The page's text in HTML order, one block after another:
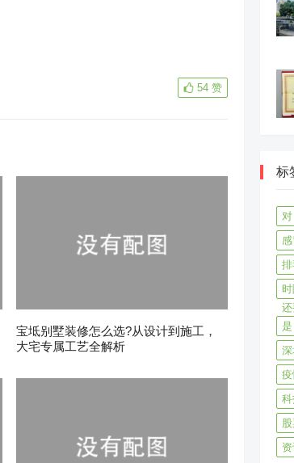
54 赞
宝坻别墅装修怎么选?从设计到施工，
大宅专属工艺全解析
标
对
感
是
深